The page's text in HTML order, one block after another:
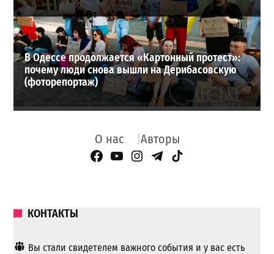
В Одессе продолжается «Картонный протест»:
почему люди снова вышли на Дерибасовскую
(фоторепортаж)
О нас Авторы
Facebook Page
YouTube
Instagram
Telegram
TikTok
КОНТАКТЫ
Вы стали свидетелем важного события и у вас есть